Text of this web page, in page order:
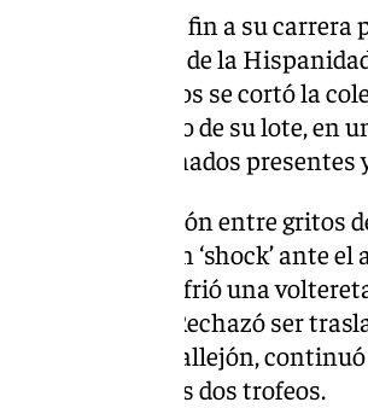
ha puesto fin a su
de octubre, Día de la
de 46 años se cortó la
al segundo toro de su lote, en
20.000 aficionados
seguía la actuación entre gritos
Puebla», quedó en ‘shock’ ante
el diestro sufrió una
en el suelo. Rechazó ser
en el callejón,
que le valió los dos trofeos.